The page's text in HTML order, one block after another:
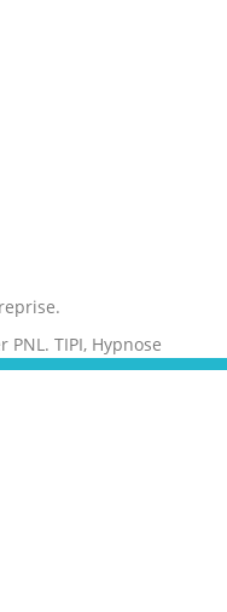
TIPI, Hypnose